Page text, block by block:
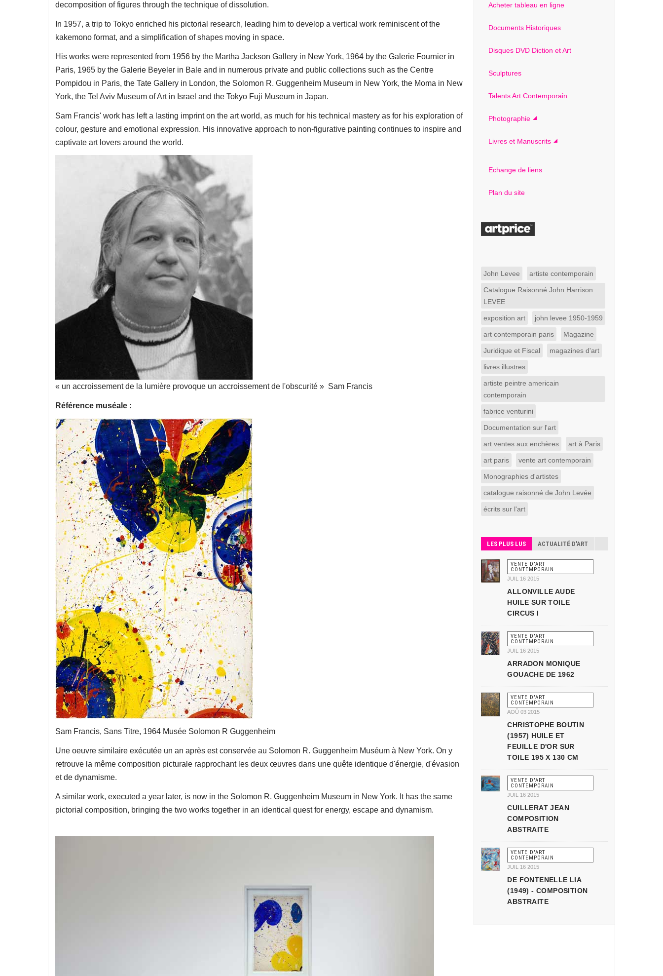
decomposition of figures through the technique of dissolution.
In 1957, a trip to Tokyo enriched his pictorial research, leading him to develop a vertical work reminiscent of the
kakemono format, and a simplification of shapes moving in space.
His works were represented from 1956 by the Martha Jackson Gallery in New York, 1964 by the Galerie Fournier in
Paris, 1965 by the Galerie Beyeler in Bale and in numerous private and public collections such as the Centre
Pompidou in Paris, the Tate Gallery in London, the Solomon R. Guggenheim Museum in New York, the Moma in New
York, the Tel Aviv Museum of Art in Israel and the Tokyo Fuji Museum in Japan.
Sam Francis' work has left a lasting imprint on the art world, as much for his technical mastery as for his exploration of
colour, gesture and emotional expression. His innovative approach to non-figurative painting continues to inspire and
captivate art lovers around the world.
« un accroissement de la lumière provoque un accroissement de l'obscurité » Sam Francis
Référence muséale :
Sam Francis, Sans Titre, 1964 Musée Solomon R Guggenheim
Une oeuvre similaire exécutée un an après est conservée au Solomon R. Guggenheim Muséum à New York. On y
retrouve la même composition picturale rapprochant les deux œuvres dans une quête identique d'énergie, d'évasion
et de dynamisme.
A similar work, executed a year later, is now in the Solomon R. Guggenheim Museum in New York. It has the same
pictorial composition, bringing the two works together in an identical quest for energy, escape and dynamism.
Acheter tableau en ligne
Documents Historiques
Disques DVD Diction et Art
Sculptures
Talents Art Contemporain
Photographie
Livres et Manuscrits
Echange de liens
Plan du site
John Levee artiste contemporain
Catalogue Raisonné John Harrison
LEVEE
exposition art john levee 1950-1959
art contemporain paris Magazine
Juridique et Fiscal magazines d'art
livres illustres
artiste peintre americain
contemporain
fabrice venturini
Documentation sur l'art
art ventes aux enchères art à Paris
art paris vente art contemporain
Monographies d'artistes
catalogue raisonné de John Levée
écrits sur l'art
LES PLUS LUS ACTUALITÉ D'ART
VENTE D'ART
CONTEMPORAIN
JUIL 16 2015
ALLONVILLE AUDE
HUILE SUR TOILE
CIRCUS I
VENTE D'ART
CONTEMPORAIN
JUIL 16 2015
ARRADON MONIQUE
GOUACHE DE 1962
VENTE D'ART
CONTEMPORAIN
AOÛ 03 2015
CHRISTOPHE BOUTIN
(1957) HUILE ET
FEUILLE D'OR SUR
TOILE 195 X 130 CM
VENTE D'ART
CONTEMPORAIN
JUIL 16 2015
CUILLERAT JEAN
COMPOSITION
ABSTRAITE
VENTE D'ART
CONTEMPORAIN
JUIL 16 2015
DE FONTENELLE LIA
(1949) - COMPOSITION
ABSTRAITE